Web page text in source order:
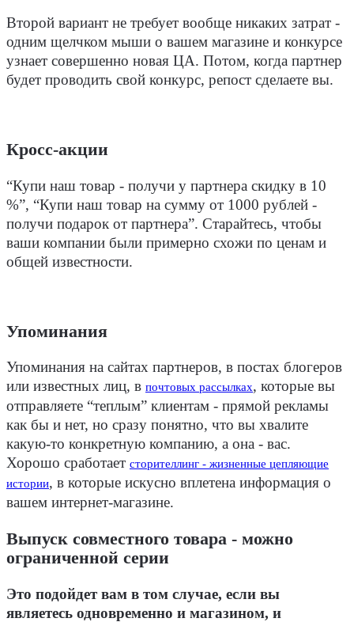
Второй вариант не требует вообще никаких затрат -
одним щелчком мыши о вашем магазине и конкурсе
узнает совершенно новая ЦА. Потом, когда партнер
будет проводить свой конкурс, репост сделаете вы.
Кросс-акции
“Купи наш товар - получи у партнера скидку в 10
%”, “Купи наш товар на сумму от 1000 рублей -
получи подарок от партнера”. Старайтесь, чтобы
ваши компании были примерно схожи по ценам и
общей известности.
Упоминания
Упоминания на сайтах партнеров, в постах блогеров
или известных лиц, в почтовых рассылках, которые вы
отправляете “теплым” клиентам - прямой рекламы
как бы и нет, но сразу понятно, что вы хвалите
какую-то конкретную компанию, а она - вас.
Хорошо сработает сторителлинг - жизненные цепляющие
истории, в которые искусно вплетена информация о
вашем интернет-магазине.
Выпуск совместного товара - можно
ограниченной серии
Это подойдет вам в том случае, если вы
являетесь одновременно и магазином, и